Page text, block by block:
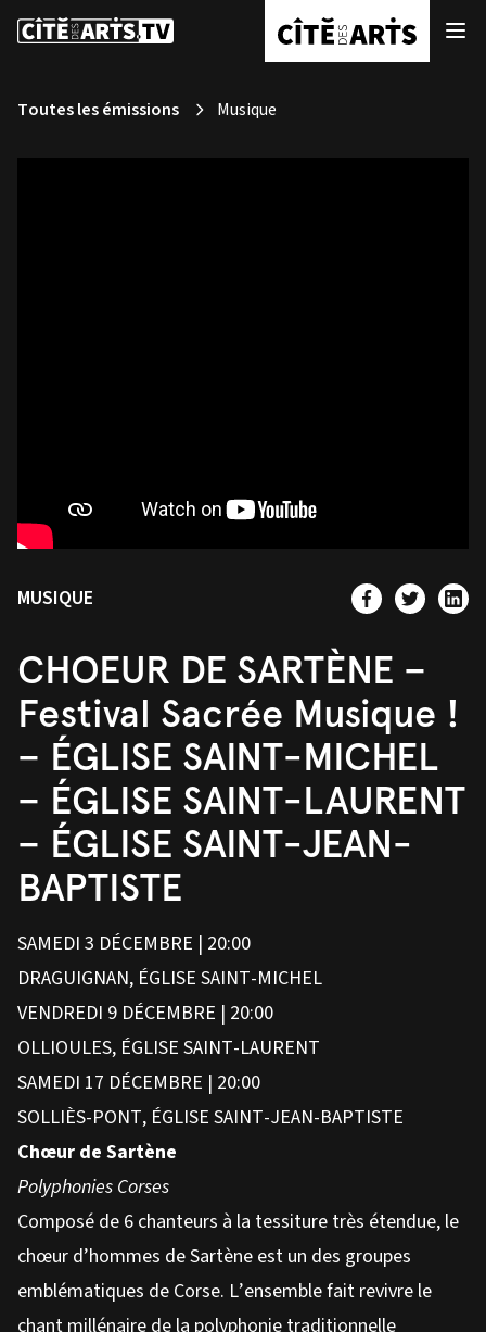
Toutes les émissions Musique
MUSIQUE
CHOEUR DE SARTÈNE –
Festival Sacrée Musique !
– ÉGLISE SAINT-MICHEL
– ÉGLISE SAINT-LAURENT
– ÉGLISE SAINT-JEAN-
BAPTISTE
SAMEDI 3 DÉCEMBRE | 20:00
DRAGUIGNAN, ÉGLISE SAINT-MICHEL
VENDREDI 9 DÉCEMBRE | 20:00
OLLIOULES, ÉGLISE SAINT-LAURENT
SAMEDI 17 DÉCEMBRE | 20:00
SOLLIÈS-PONT, ÉGLISE SAINT-JEAN-BAPTISTE
Chœur de Sartène
Polyphonies Corses
Composé de 6 chanteurs à la tessiture très étendue, le
chœur d’hommes de Sartène est un des groupes
emblématiques de Corse. L’ensemble fait revivre le
chant millénaire de la polyphonie traditionnelle